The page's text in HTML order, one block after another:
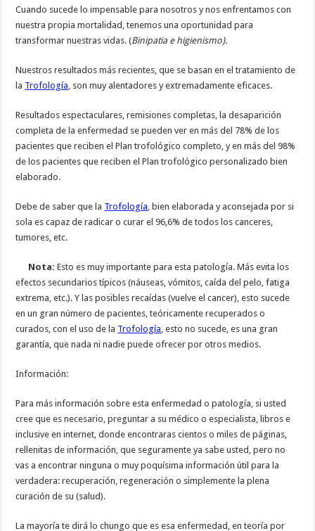
Cuando sucede lo impensable para nosotros y nos enfrentamos con
nuestra propia mortalidad, tenemos una oportunidad para
transformar nuestras vidas. (Binipatia e higienismo).
Nuestros resultados más recientes, que se basan en el tratamiento de
la Trofología, son muy alentadores y extremadamente eficaces.
Resultados espectaculares, remisiones completas, la desaparición
completa de la enfermedad se pueden ver en más del 78% de los
pacientes que reciben el Plan trofológico completo, y en más del 98%
de los pacientes que reciben el Plan trofológico personalizado bien
elaborado.
Debe de saber que la Trofología, bien elaborada y aconsejada por si
sola es capaz de radicar o curar el 96,6% de todos los canceres,
tumores, etc.
Nota:Esto es muy importante para esta patología. Más evita los
efectos secundarios típicos (náuseas, vómitos, caída del pelo, fatiga
extrema, etc.). Y las posibles recaídas (vuelve el cancer), esto sucede
en un gran número de pacientes, teóricamente recuperados o
curados, con el uso de la Trofología, esto no sucede, es una gran
garantía, que nada ni nadie puede ofrecer por otros medios.
Información:
Para más información sobre esta enfermedad o patología, si usted
cree que es necesario, preguntar a su médico o especialista, libros e
inclusive en internet, donde encontraras cientos o miles de páginas,
rellenitas de información, que seguramente ya sabe usted, pero no
vas a encontrar ninguna o muy poquísima información útil para la
verdadera: recuperación, regeneración o simplemente la plena
curación de su (salud).
La mayoría te dirá lo chungo que es esa enfermedad, en teoría por